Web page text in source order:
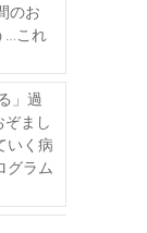
のお
…これ
」過
まし
いく病
グラム